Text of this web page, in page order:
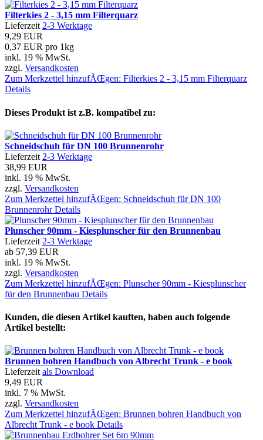
Filterkies 2 - 3,15 mm Filterquarz
Lieferzeit 2-3 Werktage
9,29 EUR
0,37 EUR pro 1kg
inkl. 19 % MwSt.
zzgl. Versandkosten
Zum Merkzettel hinzufÃŒgen: Filterkies 2 - 3,15 mm Filterquarz
Details
Dieses Produkt ist z.B. kompatibel zu:
Schneidschuh für DN 100 Brunnenrohr
Lieferzeit 2-3 Werktage
38,99 EUR
inkl. 19 % MwSt.
zzgl. Versandkosten
Zum Merkzettel hinzufÃŒgen: Schneidschuh für DN 100
Brunnenrohr Details
Plunscher 90mm - Kiesplunscher für den Brunnenbau
Lieferzeit 2-3 Werktage
ab 57,39 EUR
inkl. 19 % MwSt.
zzgl. Versandkosten
Zum Merkzettel hinzufÃŒgen: Plunscher 90mm - Kiesplunscher
für den Brunnenbau Details
Kunden, die diesen Artikel kauften, haben auch folgende
Artikel bestellt:
Brunnen bohren Handbuch von Albrecht Trunk - e book
Lieferzeit als Download
9,49 EUR
inkl. 7 % MwSt.
zzgl. Versandkosten
Zum Merkzettel hinzufÃŒgen: Brunnen bohren Handbuch von
Albrecht Trunk - e book Details